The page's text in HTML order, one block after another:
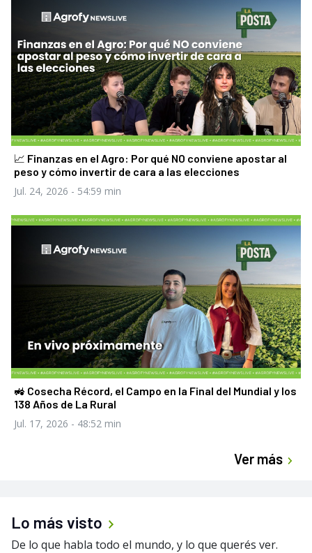
📈 Finanzas en el Agro: Por qué NO conviene apostar al
peso y cómo invertir de cara a las elecciones
Jul. 24, 2026 - 54:59 min
🚜 Cosecha Récord, el Campo en la Final del Mundial y los
138 Años de La Rural
Jul. 17, 2026 - 48:52 min
Ver más
Lo más visto
De lo que habla todo el mundo, y lo que querés ver.